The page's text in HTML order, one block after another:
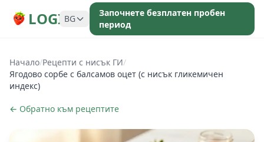
LOGI BG
Започнете безплатен пробен
период
Начало/Рецепти с нисък ГИ/
Ягодово сорбе с балсамов оцет (с нисък гликемичен
индекс)
← Обратно към рецептите